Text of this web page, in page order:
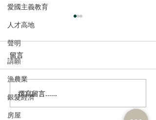
愛國主義教育
人才高地
聲明
請願
漁農業
銀髮經濟
房屋
民建聯歡迎國務院批覆港
澳遊艇免擔保政策 助推大
留言
撰寫留言......